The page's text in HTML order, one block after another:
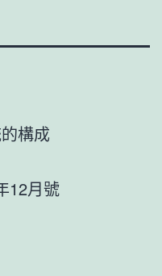
構成
12月號